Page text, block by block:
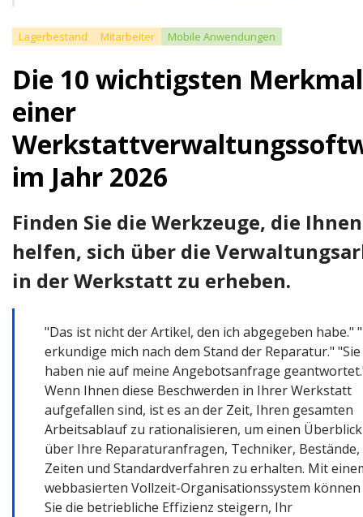
Lagerbestand Mitarbeiter Mobile Anwendungen
Die 10 wichtigsten
einer
im Jahr 2026
Finden Sie die Werkzeuge, die Ihnen
helfen, sich über die
in der Werkstatt zu erheben.
"Das ist nicht der Artikel, den ich abgegeben habe."
erkundige mich nach dem Stand der Reparatur." "Sie
haben nie auf meine Angebotsanfrage
Wenn Ihnen diese Beschwerden in Ihrer Werkstatt
aufgefallen sind, ist es an der Zeit, Ihren gesamten
Arbeitsablauf zu rationalisieren, um einen Überblick
über Ihre Reparaturanfragen, Techniker, Bestände,
Zeiten und Standardverfahren zu erhalten. Mit
webbasierten Vollzeit-Organisationssystem können
Sie die betriebliche Effizienz steigern, Ihr